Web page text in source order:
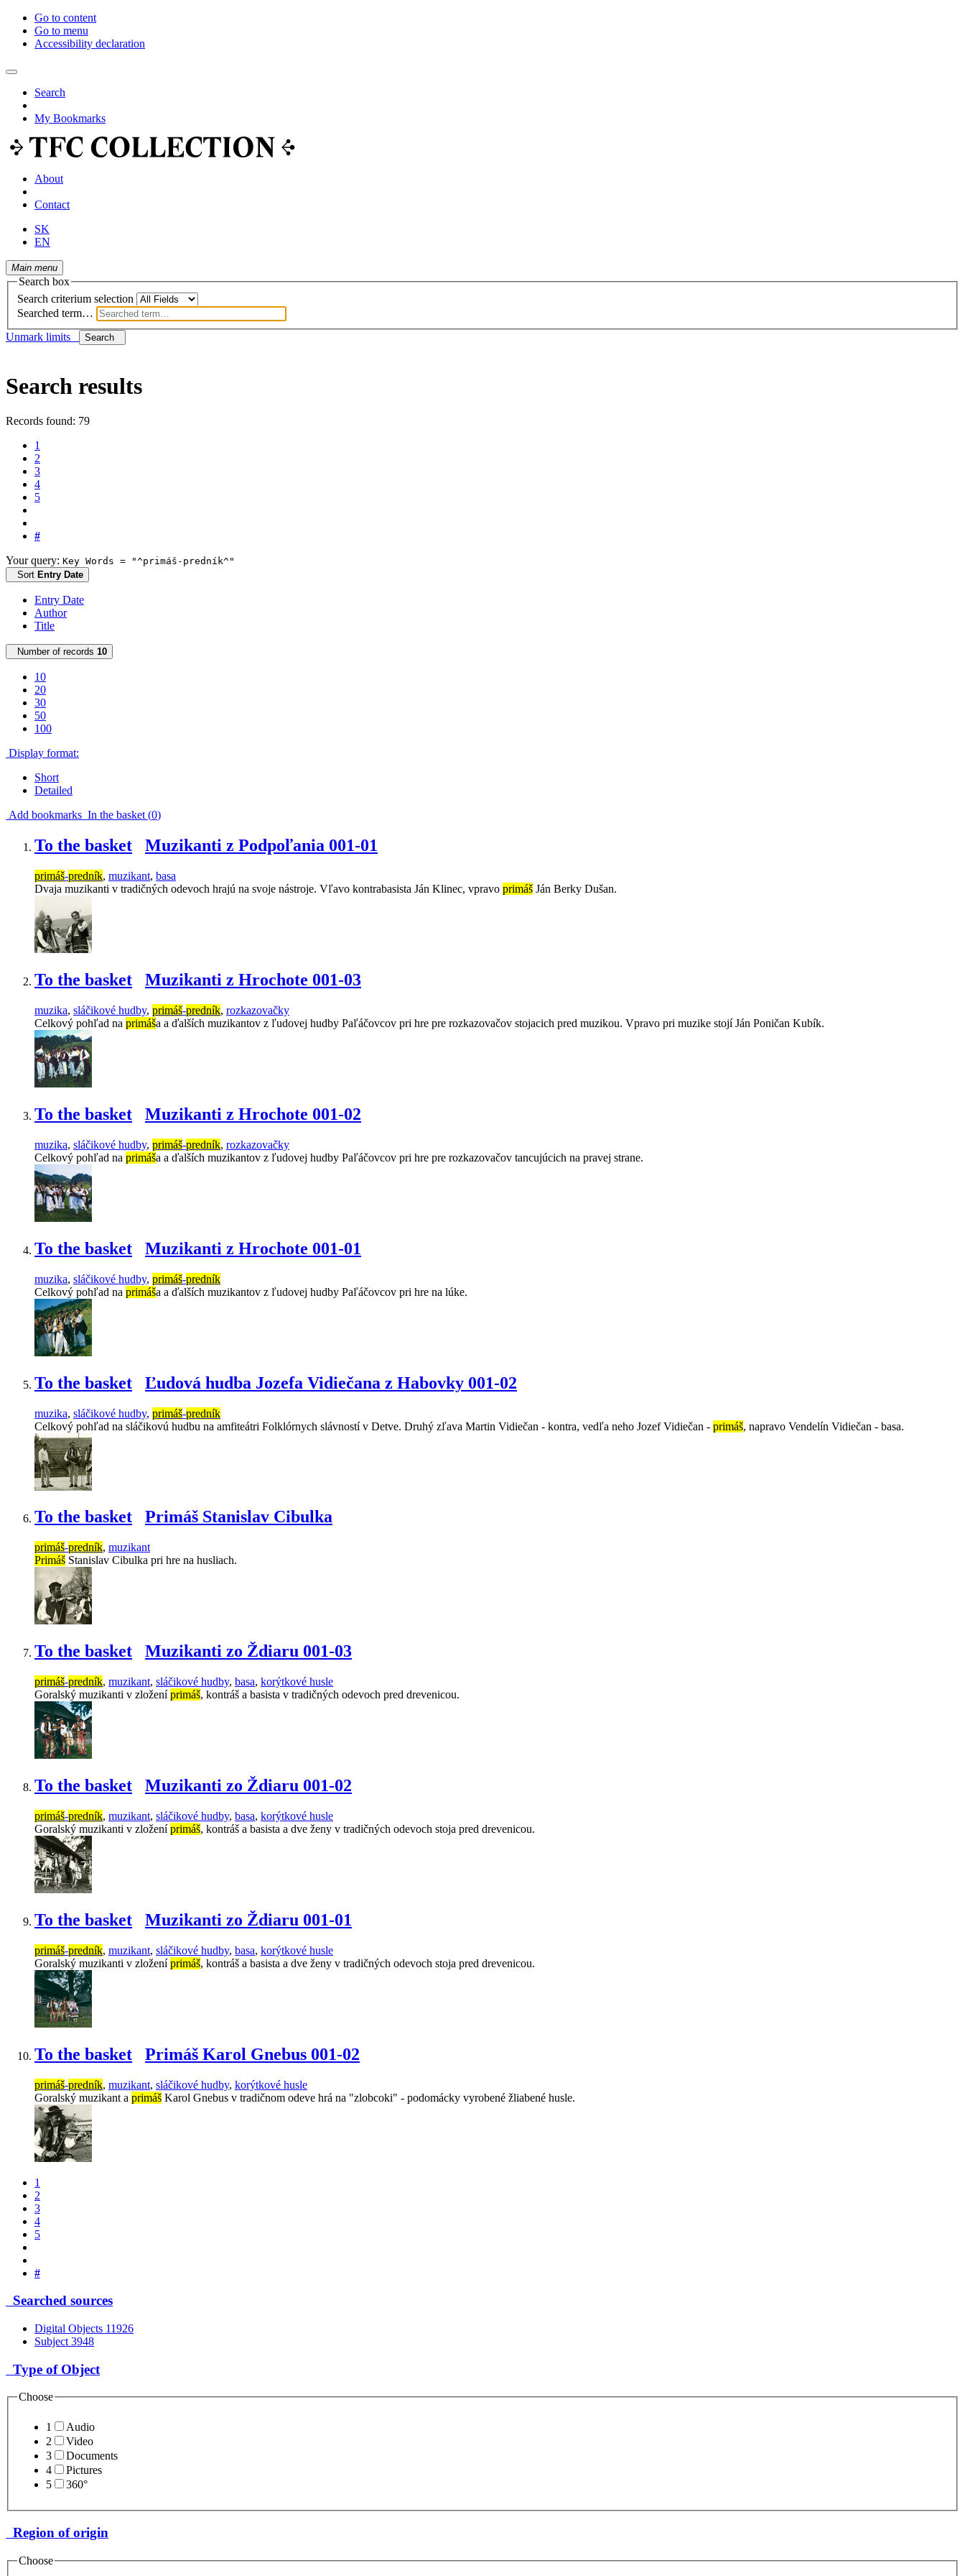
Go to content
Go to menu
Accessibility declaration
Search
My Bookmarks
About
Contact
SK
EN
Main menu
Search box
Search criterium selection
Searched term…
Unmark limits
Search
Search results
Records found: 79
1
2
3
4
5
#
Your query: Key Words = "^primáš-predník^"
Sort Entry Date
Entry Date
Author
Title
Number of records 10
10
20
30
50
100
Display format:
Short
Detailed
Add bookmarks In the basket (0)
To the basket Muzikanti z Podpoľania 001-01
primáš-predník, muzikant, basa
Dvaja muzikanti v tradičných odevoch hrajú na svoje nástroje. Vľavo kontrabasista Ján Klinec, vpravo primáš Ján Berky Dušan.
To the basket Muzikanti z Hrochote 001-03
muzika, sláčikové hudby, primáš-predník, rozkazovačky
Celkový pohľad na primáša a ďalších muzikantov z ľudovej hudby Paľáčovcov pri hre pre rozkazovačov stojacich pred muzikou. Vpravo pri muzike stojí Ján Poničan Kubík.
To the basket Muzikanti z Hrochote 001-02
muzika, sláčikové hudby, primáš-predník, rozkazovačky
Celkový pohľad na primáša a ďalších muzikantov z ľudovej hudby Paľáčovcov pri hre pre rozkazovačov tancujúcich na pravej strane.
To the basket Muzikanti z Hrochote 001-01
muzika, sláčikové hudby, primáš-predník
Celkový pohľad na primáša a ďalších muzikantov z ľudovej hudby Paľáčovcov pri hre na lúke.
To the basket Ľudová hudba Jozefa Vidiečana z Habovky 001-02
muzika, sláčikové hudby, primáš-predník
Celkový pohľad na sláčikovú hudbu na amfiteátri Folklórnych slávností v Detve. Druhý zľava Martin Vidiečan - kontra, vedľa neho Jozef Vidiečan - primáš, napravo Vendelín Vidiečan - basa.
To the basket Primáš Stanislav Cibulka
primáš-predník, muzikant
Primáš Stanislav Cibulka pri hre na husliach.
To the basket Muzikanti zo Ždiaru 001-03
primáš-predník, muzikant, sláčikové hudby, basa, korýtkové husle
Goralský muzikanti v zloženíprimáš, kontráš a basista v tradičných odevoch pred drevenicou.
To the basket Muzikanti zo Ždiaru 001-02
primáš-predník, muzikant, sláčikové hudby, basa, korýtkové husle
Goralský muzikanti v zloženíprimáš, kontráš a basista a dve ženy v tradičných odevoch stoja pred drevenicou.
To the basket Muzikanti zo Ždiaru 001-01
primáš-predník, muzikant, sláčikové hudby, basa, korýtkové husle
Goralský muzikanti v zloženíprimáš, kontráš a basista a dve ženy v tradičných odevoch stoja pred drevenicou.
To the basket Primáš Karol Gnebus 001-02
primáš-predník, muzikant, sláčikové hudby, korýtkové husle
Goralský muzikant a primáš Karol Gnebus v tradičnom odeve hrá na "zlobcoki" - podomácky vyrobené žliabené husle.
1
2
3
4
5
#
Searched sources
Digital Objects 11926
Subject 3948
Type of Object
Choose
1
Audio
2
Video
3
Documents
4
Pictures
5
360°
Region of origin
Choose